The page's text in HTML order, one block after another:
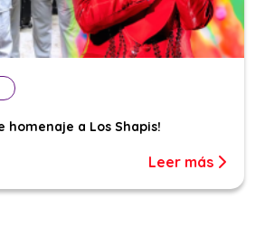
homenaje a Los Shapis!
Leer más